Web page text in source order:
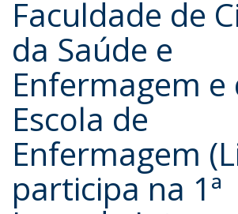
Faculdade de
da Saúde e
Enfermagem e
Escola de
Enfermagem
participa na 1ª